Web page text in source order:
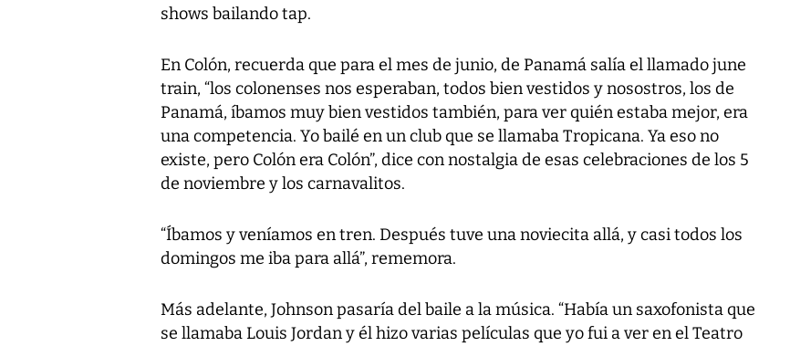
shows bailando tap.
En Colón, recuerda que para el mes de junio, de Panamá salía el llamado june
train, “los colonenses nos esperaban, todos bien vestidos y nosostros, los de
Panamá, íbamos muy bien vestidos también, para ver quién estaba mejor, era
una competencia. Yo bailé en un club que se llamaba Tropicana. Ya eso no
existe, pero Colón era Colón”, dice con nostalgia de esas celebraciones de los 5
de noviembre y los carnavalitos.
“Íbamos y veníamos en tren. Después tuve una noviecita allá, y casi todos los
domingos me iba para allá”, rememora.
Más adelante, Johnson pasaría del baile a la música. “Había un saxofonista que
se llamaba Louis Jordan y él hizo varias películas que yo fui a ver en el Teatro